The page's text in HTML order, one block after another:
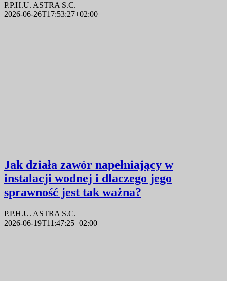
P.P.H.U. ASTRA S.C.
2026-06-26T17:53:27+02:00
Jak działa zawór napełniający w
instalacji wodnej i dlaczego jego
sprawność jest tak ważna?
P.P.H.U. ASTRA S.C.
2026-06-19T11:47:25+02:00